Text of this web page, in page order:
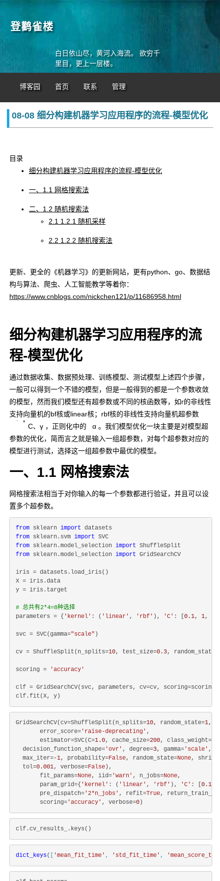
登鹳雀楼
白日依山尽，黄河入海流。 欲穷千
里目，更上一层楼。
博客园 首页 联系 管理
08-08 细分构建机器学习应用程序的流程-模型优化
目录
细分构建机器学习应用程序的流程-模型优化
一、1.1 网格搜索法
二、1.2 随机搜索法
2.1 1.2.1 随机采样
2.2 1.2.2 随机搜索法
更新、更全的《机器学习》的更新网站，更有python、go、数据结
构与算法、爬虫、人工智能教学等着你：
https://www.cnblogs.com/nickchen121/p/11686958.html
细分构建机器学习应用程序的流
程-模型优化
通过数据收集、数据预处理、训练模型、测试模型上述四个步骤，
一般可以得到一个不错的模型，但是一般得到的都是一个参数收敛
的模型，然而我们模型还有超参数或不同的核函数等，如r的非线性
支持向量机的bf核或linear核；rbf核的非线性支持向量机超参数
C、γ
C、γ ，正则化中的
α
α 。我们模型优化一块主要是对模型超
参数的优化，简而言之就是输入一组超参数，对每个超参数对应的
模型进行测试，选择这一组超参数中最优的模型。
一、1.1 网格搜索法
网格搜索法相当于对你输入的每一个参数都进行验证，并且可以设
置多个超参数。
from sklearn import
from sklearn.svm import
from sklearn.model_selection import
from sklearn.model_selection import GridSearchCV
iris = datasets.load_iris()
X = iris.data
y = iris.target
# 总共有2*4=8种选择
parameters = { 'kernel' : ( 'linear' , 'rbf' ), 'C' : [ 0.1, 1,
svc = SVC(gamma="scale" )
cv = ShuffleSplit(n_splits=10, test_size=0.3, random_state=
scoring = 'accuracy'
clf = GridSearchCV(svc, parameters, cv=cv, scoring=scoring)
GridSearchCV(cv=ShuffleSplit(n_splits=10, random_state=1,
       error_score=
'raise-deprecating' ,
       estimator=SVC(C=
1.0, cache_size=200, class_weight=
  decision_function_shape=
'ovr' , degree=3, gamma= 'scale' ,
  max_iter=
-1, probability=False, random_state=None,
  tol=
0.001, verbose=False ),
       fit_params=
None, iid= 'warn' , n_jobs=None,
       param_grid={
'kernel' : ( 'linear' , 'rbf' ), 'C' : [ 0.1
       pre_dispatch=
'2*n_jobs' , refit=True,
       scoring=
'accuracy' , verbose=0
dict_keys( 'mean_fit_time' , 'std_fit_time' ,